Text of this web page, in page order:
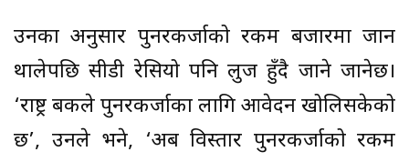
उनका अनुसार पुनरकर्जाको रकम बजारमा जान
थालेपछि सीडी रेसियो पनि लुज हुँदै जाने जानेछ।
‘राष्ट्र बैंकले पुनरकर्जाका लागि आवेदन खोलिसकेको
छ’, उनले भने, ‘अब विस्तार पुनरकर्जाको रकम